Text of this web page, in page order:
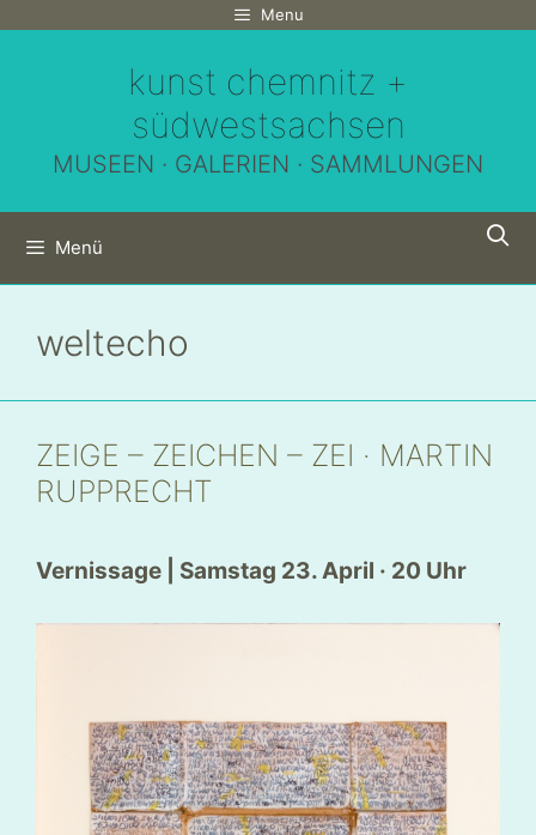
Menu
kunst chemnitz +
südwestsachsen
MUSEEN · GALERIEN · SAMMLUNGEN
Menü
weltecho
ZEIGE – ZEICHEN – ZEI · MARTIN
RUPPRECHT
Vernissage | Samstag 23. April · 20 Uhr